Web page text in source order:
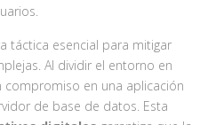
táctica esencial para mitigar
Al dividir el entorno en
compromiso en una aplicación
de base de datos. Esta